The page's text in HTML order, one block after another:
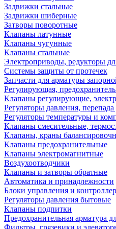
Задвижки стальные
Задвижки шиберные
Затворы поворотные
Клапаны латунные
Клапаны чугунные
Клапаны стальные
Электроприводы, редукторы
Системы защиты от протечек
Запчасти для арматуры
Регулирующая,
Клапаны регулирующие,
Регуляторы давления,
Регуляторы температуры и
Клапаны смесительные,
Клапаны, краны
Клапаны предохранительные
Клапаны электромагнитные
Воздухоотводчики
Клапаны и затворы обратные
Автоматика и принадлежности
Блоки управления и
Регуляторы давления бытовые
Клапаны подпитки
Предохранительная арматура
Фильтры, грязевики и